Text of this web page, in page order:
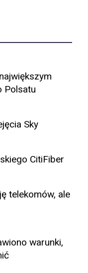
Polsatu
Sky
CitiFiber
telekomów, ale
warunki,